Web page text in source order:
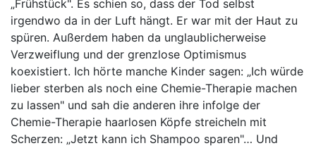
„Frühstück". Es schien so, dass der Tod selbst
irgendwo da in der Luft hängt. Er war mit der Haut zu
spüren. Außerdem haben da unglaublicherweise
Verzweiflung und der grenzlose Optimismus
koexistiert. Ich hörte manche Kinder sagen: „Ich würde
lieber sterben als noch eine Chemie-Therapie machen
zu lassen" und sah die anderen ihre infolge der
Chemie-Therapie haarlosen Köpfe streicheln mit
Scherzen: „Jetzt kann ich Shampoo sparen"… Und